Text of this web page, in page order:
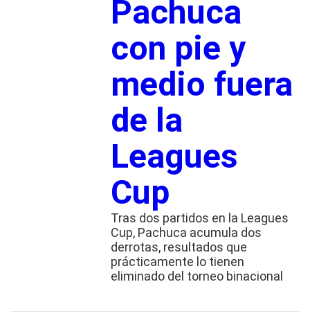
Pachuca
con pie y
medio fuera
de la
Leagues
Cup
Tras dos partidos en la Leagues
Cup, Pachuca acumula dos
derrotas, resultados que
prácticamente lo tienen
eliminado del torneo binacional